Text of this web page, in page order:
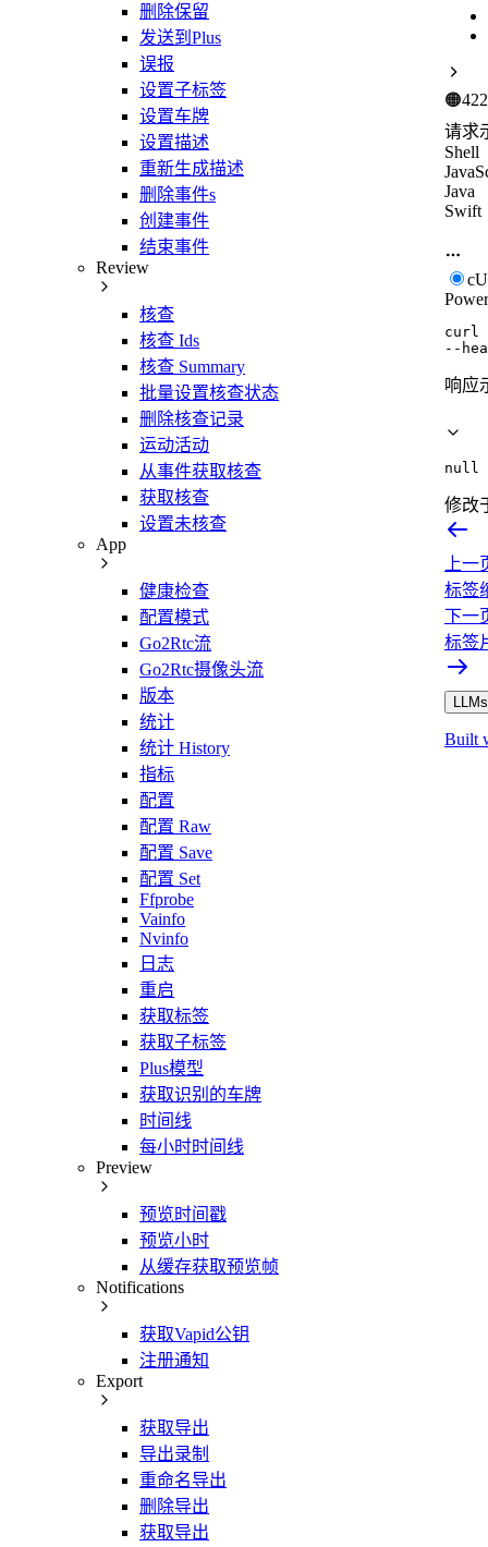
删除保留
发送到Plus
误报
设置子标签
设置车牌
设置描述
重新生成描述
删除事件s
创建事件
结束事件
Review
核查
核查 Ids
核查 Summary
批量设置核查状态
删除核查记录
运动活动
从事件获取核查
获取核查
设置未核查
App
健康检查
配置模式
Go2Rtc流
Go2Rtc摄像头流
版本
统计
统计 History
指标
配置
配置 Raw
配置 Save
配置 Set
Ffprobe
Vainfo
Nvinfo
日志
重启
获取标签
获取子标签
Plus模型
获取识别的车牌
时间线
每小时时间线
Preview
预览时间戳
预览小时
从缓存获取预览帧
Notifications
获取Vapid公钥
注册通知
Export
获取导出
导出录制
重命名导出
删除导出
获取导出
🟠422
请求
Shell
Java
Swift
curl
--
响应
null
修改
上一
标签
下一
标签
Built